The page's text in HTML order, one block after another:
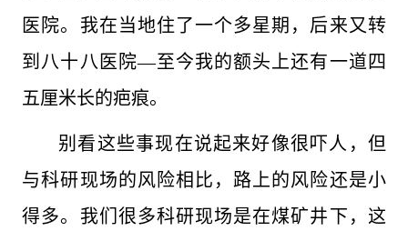
医院。我在当地住了一个多星期，后来又转
到八十八医院—至今我的额头上还有一道四
五厘米长的疤痕。
别看这些事现在说起来好像很吓人，但
与科研现场的风险相比，路上的风险还是小
得多。我们很多科研现场是在煤矿井下，这